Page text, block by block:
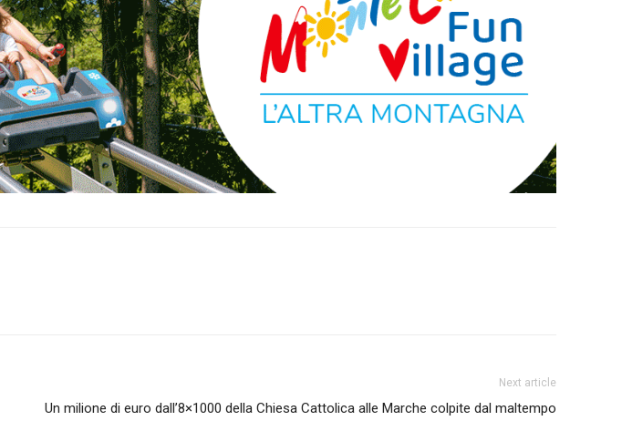
Next article
Un milione di euro dall’8×1000 della Chiesa Cattolica alle Marche colpite dal maltempo